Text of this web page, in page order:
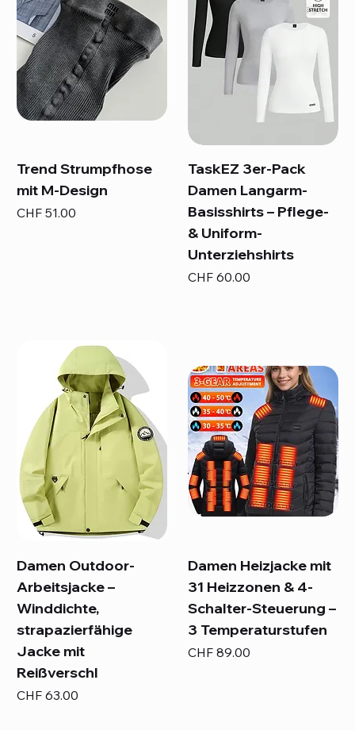
Trend Strumpfhose
mit M-Design
Preis
CHF 51.00
TaskEZ 3er-Pack
Damen Langarm-
Basisshirts – Pflege-
& Uniform-
Unterziehshirts
Preis
CHF 60.00
Damen Outdoor-
Arbeitsjacke –
Winddichte,
strapazierfähige
Jacke mit
Reißverschl
Preis
CHF 63.00
Damen Heizjacke mit
31 Heizzonen & 4-
Schalter-Steuerung –
3 Temperaturstufen
Preis
CHF 89.00